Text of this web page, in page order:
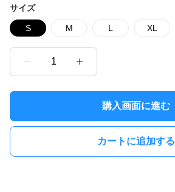
サイズ
S M L XL
1
購入画面に進む
カートに追加する